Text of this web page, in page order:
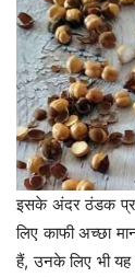
इसके अंदर ठंडक
लिए काफी अच्छा
हैं, उनके लिए भी